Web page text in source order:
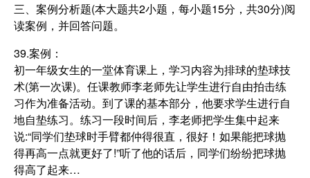
三、案例分析题(本大题共2小题，每小题15分，共30分)阅
读案例，并回答问题。
39.案例：
初一年级女生的一堂体育课上，学习内容为排球的垫球技
术(第一次课)。任课教师李老师先让学生进行自由拍击练
习作为准备活动。到了课的基本部分，他要求学生进行自
地自垫练习。练习一段时间后，李老师把学生集中起来
说:“同学们垫球时手臂都仲得很直，很好！如果能把球抛
得再高一点就更好了!”听了他的话后，同学们纷纷把球抛
得高了起来…